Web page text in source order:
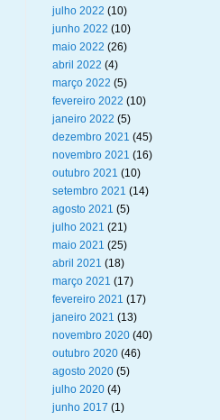
julho 2022 (10)
junho 2022 (10)
maio 2022 (26)
abril 2022 (4)
março 2022 (5)
fevereiro 2022 (10)
janeiro 2022 (5)
dezembro 2021 (45)
novembro 2021 (16)
outubro 2021 (10)
setembro 2021 (14)
agosto 2021 (5)
julho 2021 (21)
maio 2021 (25)
abril 2021 (18)
março 2021 (17)
fevereiro 2021 (17)
janeiro 2021 (13)
novembro 2020 (40)
outubro 2020 (46)
agosto 2020 (5)
julho 2020 (4)
junho 2017 (1)